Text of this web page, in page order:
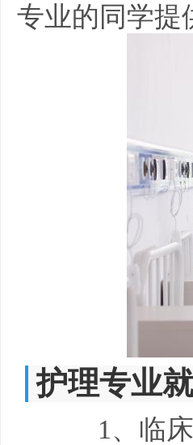
专业的同学提
护理专业
1、临床